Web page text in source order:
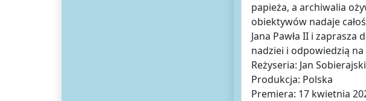
papieża, a archiwalia
obiektywów nadaje
Jana Pawła II i
nadziei i odpowiedzią
Reżyseria: Jan Sobierajski
Produkcja: Polska
Premiera: 17 kwietnia